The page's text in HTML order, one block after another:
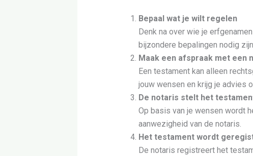
Bepaal wat je wilt regelen
Denk na over wie je
bijzondere bepalingen nodig
Maak een afspraak met een
Een testament kan alleen
jouw wensen en krijg je advies
De notaris stelt het
Op basis van je wensen wordt
aanwezigheid van de notaris.
Het testament wordt
De notaris registreert het